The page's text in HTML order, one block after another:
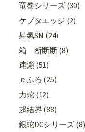
竜巻シリーズ (30)
ケブタエッジ (2)
昇氣SM (24)
箱 断断断 (8)
速瀬 (51)
ｅふろ (25)
力蛇 (12)
超結界 (88)
銀蛇DCシリーズ (8)